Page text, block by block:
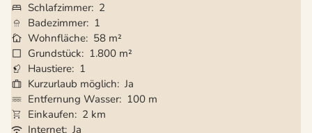
Schlafzimmer 2
Badezimmer 1
Wohnfläche 58 m²
Grundstück
1.800 m²
Haustiere 1
Kurzurlaub möglich Ja
Entfernung Wasser 100 m
Einkaufen
2 km
Internet Ja